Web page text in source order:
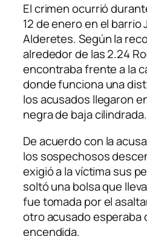
El crimen ocurrió
12 de enero en el barrio
Alderetes. Según la
alrededor de las 2.24
encontraba frente a la
donde funciona una
los acusados llegaron
negra de baja cilindrada.
De acuerdo con la
los sospechosos
exigió a la víctima sus
soltó una bolsa que
fue tomada por el
otro acusado esperaba
encendida.